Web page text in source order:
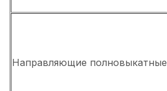
Направляющие полновыкатные